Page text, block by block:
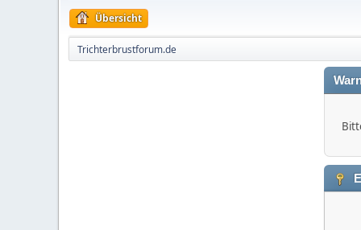
Übersicht
Trichterbrustforum.de